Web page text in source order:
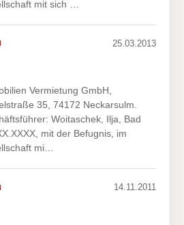
mit sich …
25.03.2013
Vermietung GmbH,
35, 74172 Neckarsulm.
Woitaschek, Ilja, Bad
mit der Befugnis, im
mi…
14.11.2011